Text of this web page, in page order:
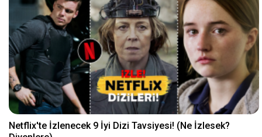
Netflix'te İzlenecek 9 İyi Dizi Tavsiyesi! (Ne İzlesek?